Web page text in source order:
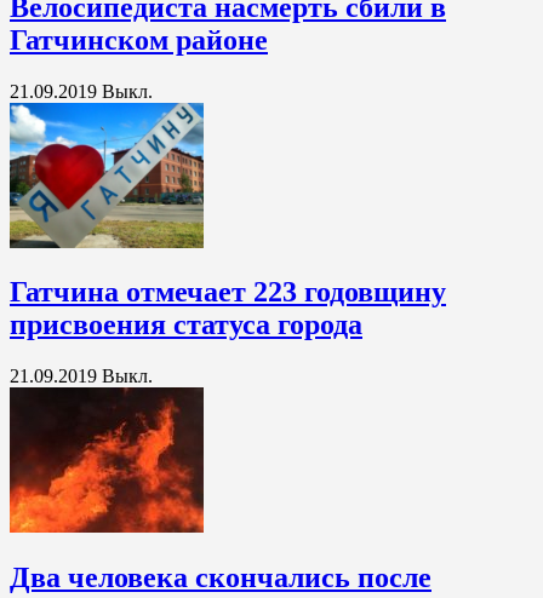
Велосипедиста насмерть сбили в
Гатчинском районе
21.09.2019 Выкл.
Гатчина отмечает 223 годовщину
присвоения статуса города
21.09.2019 Выкл.
Два человека скончались после